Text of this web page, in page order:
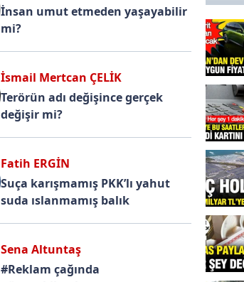
İnsan umut etmeden yaşayabilir
mi?
İsmail Mertcan ÇELİK
Terörün adı değişince gerçek
değişir mi?
Fatih ERGİN
Suça karışmamış PKK’lı yahut
suda ıslanmamış balık
Sena Altuntaş
#Reklam çağında